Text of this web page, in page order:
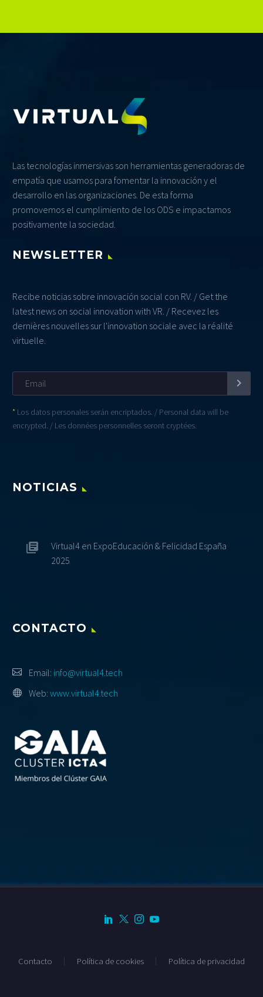
Las tecnologías inmersivas son herramientas generadoras de
empatía que usamos para fomentar la innovación y el
desarrollo en las organizaciones. De esta forma
promovemos el cumplimiento de los ODS e impactamos
positivamente la sociedad.
NEWSLETTER
Recibe noticias sobre innovación social con RV. / Get the
latest news on social innovation with VR. / Recevez les
dernières nouvelles sur l'innovation sociale avec la réalité
virtuelle.
* Los datos personales serán encriptados. / Personal data will be
encrypted. / Les données personnelles seront cryptées.
NOTICIAS
Virtual4 en ExpoEducación & Felicidad España
2025
CONTACTO
Email: info@virtual4.tech
Web: www.virtual4.tech
Contacto Política de cookies Política de privacidad